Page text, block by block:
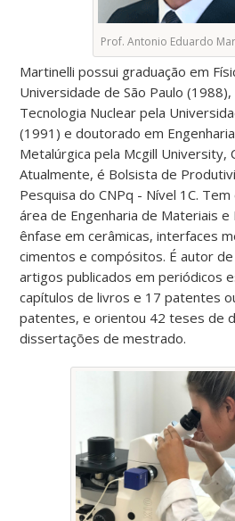
Prof. Antonio Eduardo
Martinelli possui graduação em
Universidade de São Paulo
Tecnologia Nuclear pela
(1991) e doutorado em
Metalúrgica pela Mcgill University,
Atualmente, é Bolsista de
Pesquisa do CNPq - Nível 1C.
área de Engenharia de Materiais e
ênfase em cerâmicas, interfaces
cimentos e compósitos. É autor
artigos publicados em periódicos
capítulos de livros e 17 patentes
patentes, e orientou 42 teses de
dissertações de mestrado.